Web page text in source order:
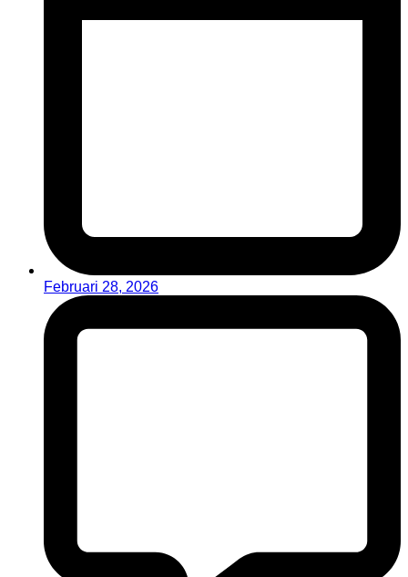
Februari 28, 2026